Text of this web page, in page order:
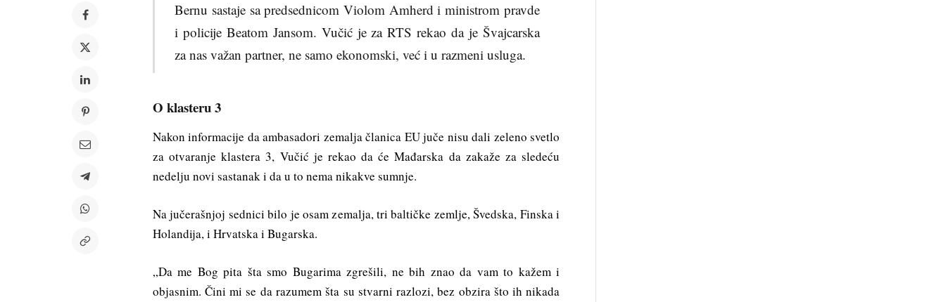
Bernu sastaje sa predsednicom Violom Amherd i ministrom pravde
i policije Beatom Jansom. Vučić je za RTS rekao da je Švajcarska
za nas važan partner, ne samo ekonomski, već i u razmeni usluga.
O klasteru 3
Nakon informacije da ambasadori zemalja članica EU juče nisu dali zeleno svetlo
za otvaranje klastera 3, Vučić je rekao da će Mađarska da zakaže za sledeću
nedelju novi sastanak i da u to nema nikakve sumnje.
Na jučerašnjoj sednici bilo je osam zemalja, tri baltičke zemlje, Švedska, Finska i
Holandija, i Hrvatska i Bugarska.
„Da me Bog pita šta smo Bugarima zgrešili, ne bih znao da vam to kažem i
objasnim. Čini mi se da razumem šta su stvarni razlozi, bez obzira što ih nikada